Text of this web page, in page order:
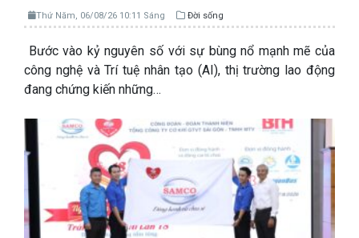
Thứ Năm, 06/08/26 10:11 Sáng Đời sống
Bước vào kỷ nguyên số với sự bùng nổ mạnh mẽ của
công nghệ và Trí tuệ nhân tạo (AI), thị trường lao động
đang chứng kiến những…